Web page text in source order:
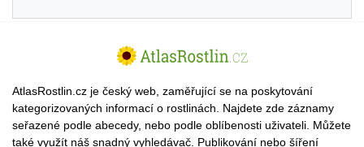
AtlasRostlin.cz je český web, zaměřující se na poskytování
kategorizovaných informací o rostlinách. Najdete zde záznamy
seřazené podle abecedy, nebo podle oblíbenosti uživateli. Můžete
také využít náš snadný vyhledávač. Publikování nebo šíření